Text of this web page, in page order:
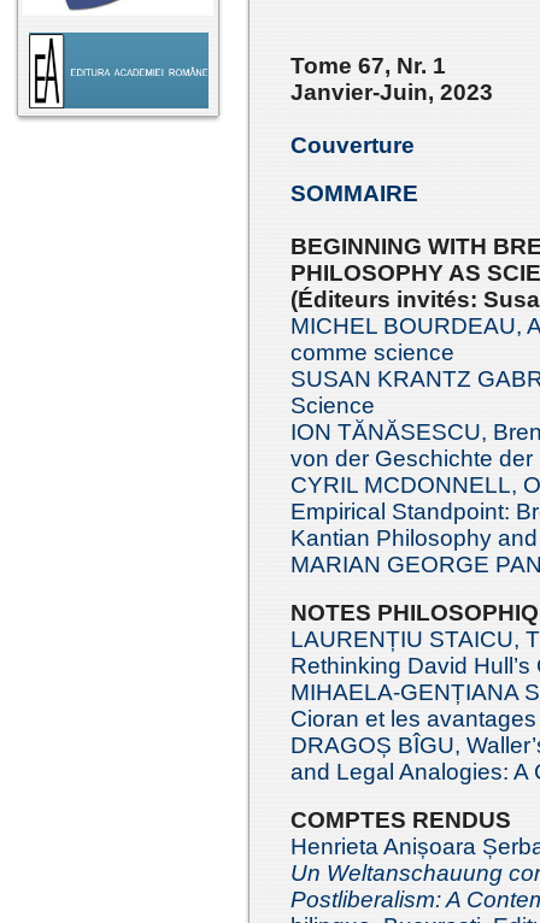
Tome 67, Nr. 1
Janvier-Juin , 2023
Couverture
SOMMAIRE
BEGINNING WITH
PHILOSOPHY AS
(Éditeurs invités:
MICHEL BOURDEAU,
comme science
SUSAN KRANTZ
Science
ION TĂNĂSESCU,
von der Geschichte der
CYRIL MCDONNELL,
Empirical Standpoint:
Kantian Philosophy
MARIAN GEORGE
NOTES
LAURENȚIU STAICU,
Rethinking David Hull’s
MIHAELA-GENȚIANA
Cioran et les avantages
DRAGOȘ BÎGU,
and Legal Analogies: A
COMPTES RENDUS
Henrieta Anișoara
Un Weltanschauung
Postliberalism: A